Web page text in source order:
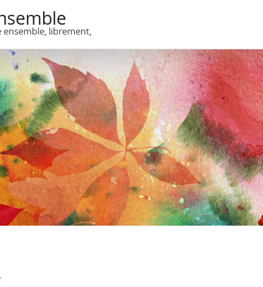
ensemble, librement,